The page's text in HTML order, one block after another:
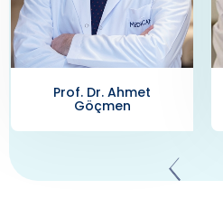
Op. Dr. Arzu Kublay